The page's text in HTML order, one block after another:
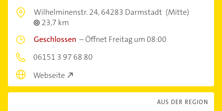
Wilhelminenstr. 24,64283 Darmstadt (Mitte)
23,7 km
Geschlossen –Öffnet Freitag um 08:00
06151 3 97 68 80
Webseite
AUS DER REGION